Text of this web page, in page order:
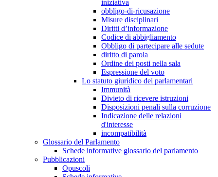
iniziativa
obbligo-di-ricusazione
Misure disciplinari
Diritti d’informazione
Codice di abbigliamento
Obbligo di partecipare alle sedute
diritto di parola
Ordine dei posti nella sala
Espressione del voto
Lo statuto giuridico dei parlamentari
Immunità
Divieto di ricevere istruzioni
Disposizioni penali sulla corruzione
Indicazione delle relazioni
d'interesse
incompatibilità
Glossario del Parlamento
Schede informative glossario del parlamento
Pubblicazioni
Opuscoli